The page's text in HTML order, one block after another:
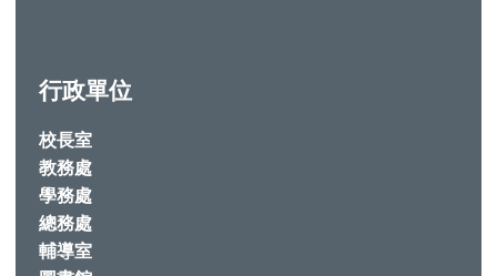
行政單位
校長室
教務處
學務處
總務處
輔導室